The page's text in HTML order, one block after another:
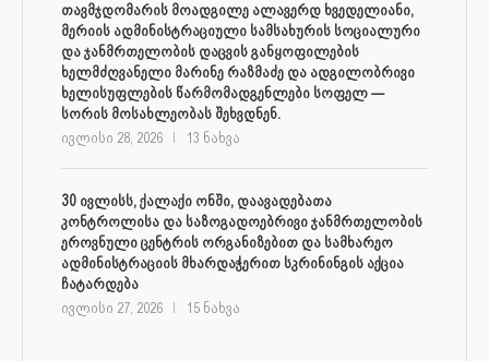
თავმჯდომარის მოადგილე ალავერდ ხვედელიანი,
მერიის ადმინისტრაციული სამსახურის სოციალური
და ჯანმრთელობის დაცვის განყოფილების
ხელმძღვანელი მარინე რაზმაძე და ადგილობრივი
ხელისუფლების წარმომადგენლები სოფელ —
სორის მოსახლეობას შეხვდნენ.
ივლისი 28, 2026 13 ნახვა
30 ივლისს, ქალაქი ონში, დაავადებათა
კონტროლისა და საზოგადოებრივი ჯანმრთელობის
ეროვნული ცენტრის ორგანიზებით და სამხარეო
ადმინისტრაციის მხარდაჭერით სკრინინგის აქცია
ჩატარდება
ივლისი 27, 2026 15 ნახვა